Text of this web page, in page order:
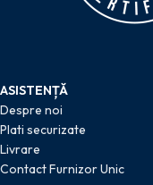
ASISTENȚĂ
Despre noi
Plati securizate
Livrare
Contact Furnizor Unic